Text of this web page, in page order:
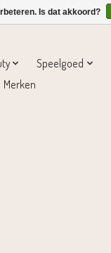
Speelgoed
Merken
Is dat akkoord?